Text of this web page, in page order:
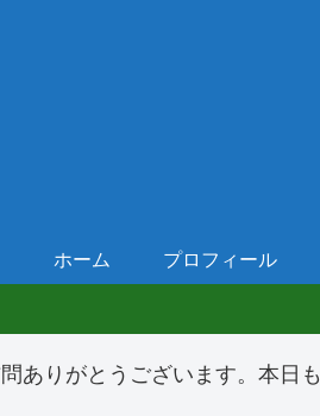
ホーム プロフィール
ありがとうございます。本日